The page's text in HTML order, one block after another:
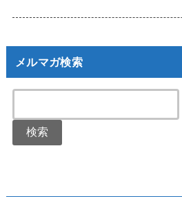
メルマガ検索